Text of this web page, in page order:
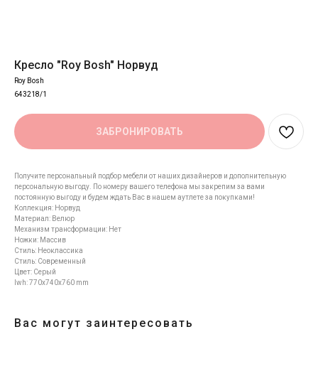
Кресло "Roy Bosh" Норвуд
Roy Bosh
643218/1
ЗАБРОНИРОВАТЬ
Получите персональный подбор мебели от наших дизайнеров и дополнительную
персональную выгоду. По номеру вашего телефона мы закрепим за вами
постоянную выгоду и будем ждать Вас в нашем аутлете за покупками!
Коллекция: Норвуд
Материал: Велюр
Механизм трансформации: Нет
Ножки: Массив
Стиль: Неоклассика
Стиль: Современный
Цвет: Cерый
lwh: 770x740x760 mm
Вас могут заинтересовать